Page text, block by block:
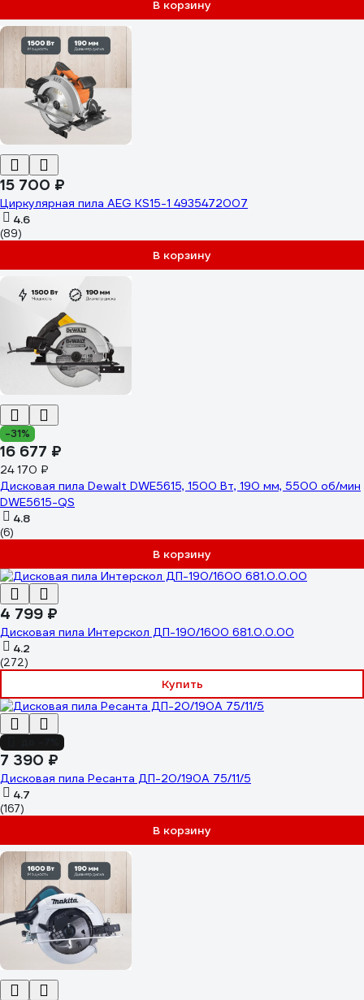
В корзину
15 700 ₽
Циркулярная пила AEG KS15-1 4935472007
4.6
(89)
В корзину
-31%
16 677 ₽
24 170 ₽
Дисковая пила Dewalt DWE5615, 1500 Вт, 190 мм, 5500 об/мин
DWE5615-QS
4.8
(6)
В корзину
4 799 ₽
Дисковая пила Интерскол ДП-190/1600 681.0.0.00
4.2
(272)
Купить
7 390 ₽
Дисковая пила Ресанта ДП-20/190А 75/11/5
4.7
(167)
В корзину